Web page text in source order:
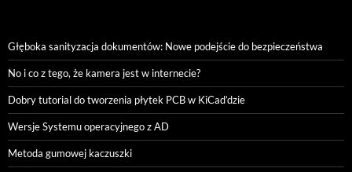
Głęboka sanityzacja dokumentów: Nowe podejście do bezpieczeństwa
No i co z tego, że kamera jest w internecie?
Dobry tutorial do tworzenia płytek PCB w KiCad’dzie
Wersje Systemu operacyjnego z AD
Metoda gumowej kaczuszki